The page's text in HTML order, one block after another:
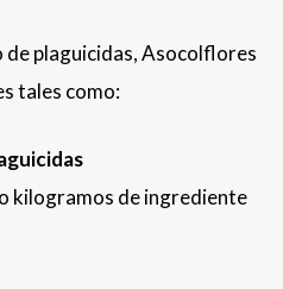
de plaguicidas, Asocolflores
tales como:
kilogramos de ingrediente